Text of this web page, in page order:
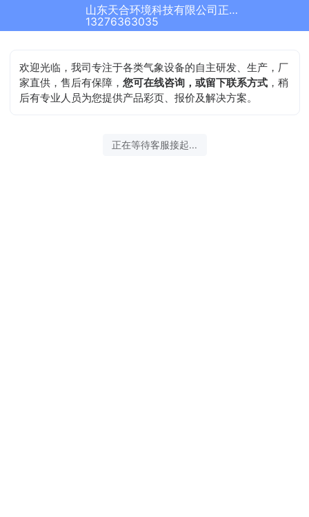
山东天合环境科技有限公司正在为您服务
13276363035
欢迎光临，我司专注于各类气象设备的自主研发、生产，厂
家直供，售后有保障，您可在线咨询，或留下联系方式 ，稍
后有专业人员为您提供产品彩页、报价及解决方案。
正在等待客服接起...